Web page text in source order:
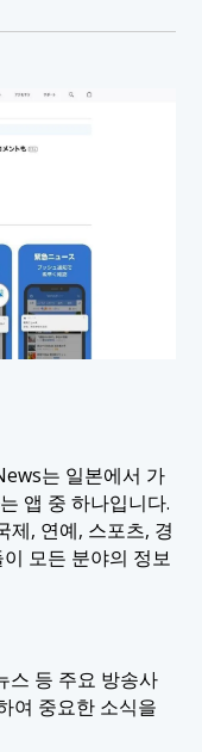
는 일본에서 가
앱 중 하나입니다.
제, 연예, 스포츠, 경
모든 분야의 정보
스 등 주요 방송사
여 중요한 소식을